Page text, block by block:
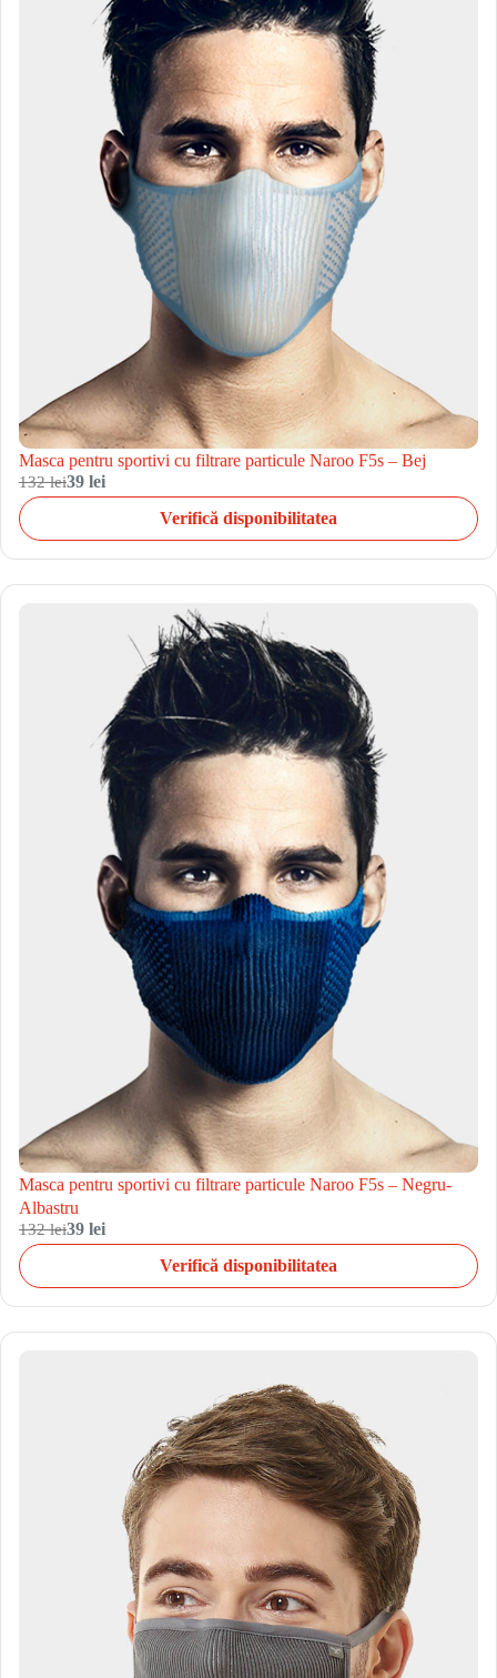
Masca pentru sportivi cu filtrare particule Naroo F5s – Bej
132 lei39 lei
Verifică disponibilitatea
Masca pentru sportivi cu filtrare particule Naroo F5s – Negru-
Albastru
132 lei39 lei
Verifică disponibilitatea